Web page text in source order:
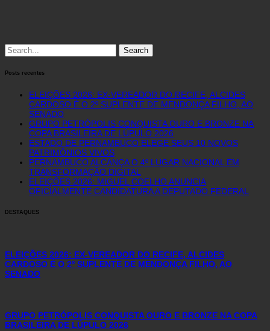
Search
for:
Posts recentes
ELEIÇÕES 2026: EX-VEREADOR DO RECIFE, ALCIDES
CARDOSO É O 2º SUPLENTE DE MENDONÇA FILHO, AO
SENADO
GRUPO PETRÓPOLIS CONQUISTA OURO E BRONZE NA
COPA BRASILEIRA DE LÚPULO 2026
ESTADO DE PERNAMBUCO ELEGE SEUS 10 NOVOS
PATRIMÔNIOS VIVOS
PERNAMBUCO ALCANÇA O 4º LUGAR NACIONAL EM
TRANSFORMAÇÃO DIGITAL
ELEIÇÕES 2026: MIGUEL COELHO ANUNCIA
OFICIALMENTE CANDIDATURA A DEPUTADO FEDERAL
DESTAQUES
ELEIÇÕES 2026: EX-VEREADOR DO RECIFE, ALCIDES
CARDOSO É O 2º SUPLENTE DE MENDONÇA FILHO, AO
SENADO
GRUPO PETRÓPOLIS CONQUISTA OURO E BRONZE NA COPA
BRASILEIRA DE LÚPULO 2026